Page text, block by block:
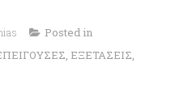
Posted in
, ΕΞΕΤΑΣΕΙΣ,